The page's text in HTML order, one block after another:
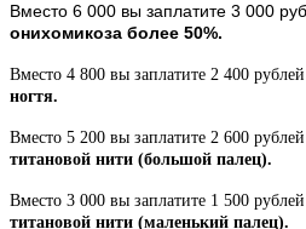
Вместо 6 000 вы заплатите 3 000
онихомикоза более 50%.
Вместо 4 800 вы заплатите 2 400 рублей
ногтя.
Вместо 5 200 вы заплатите 2 600 рублей
титановой нити (большой палец).
Вместо 3 000 вы заплатите 1 500 рублей
титановой нити (маленький палец).